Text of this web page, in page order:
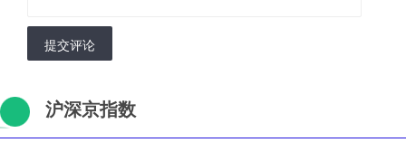
提交评论
沪深京指数